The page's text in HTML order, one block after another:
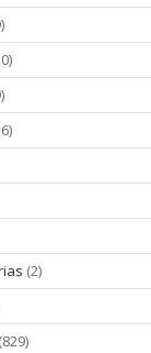
(2)
(829)